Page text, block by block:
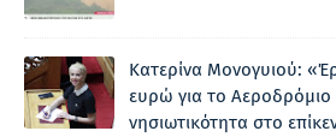
Κατερίνα Μονογυιού:
ευρώ για το
νησιωτικότητα στο